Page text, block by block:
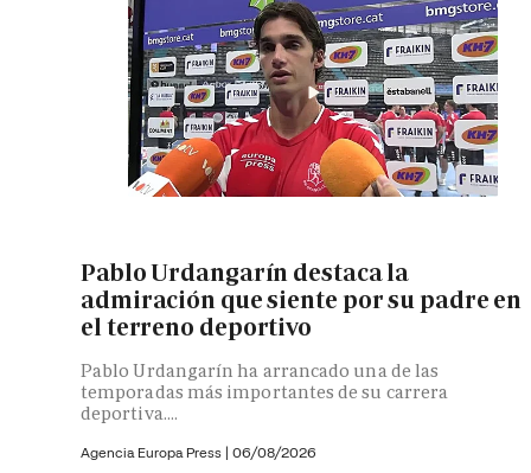
Pablo Urdangarín destaca la
admiración que siente por su padre en
el terreno deportivo
Pablo Urdangarín ha arrancado una de las
temporadas más importantes de su carrera
deportiva....
Agencia Europa Press | 06/08/2026